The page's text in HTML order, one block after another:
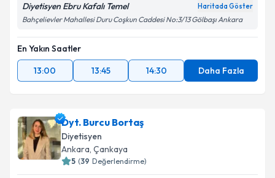
Diyetisyen Ebru Kafalı Temel Haritada Göster
Bahçelievler Mahallesi Duru Coşkun Caddesi No:3/13 Gölbaşı Ankara
En Yakın Saatler
13:00
13:45 14:30 Daha Fazla
Dyt. Burcu Bortaş
Diyetisyen
Ankara, Çankaya
5 (39 Değerlendirme)